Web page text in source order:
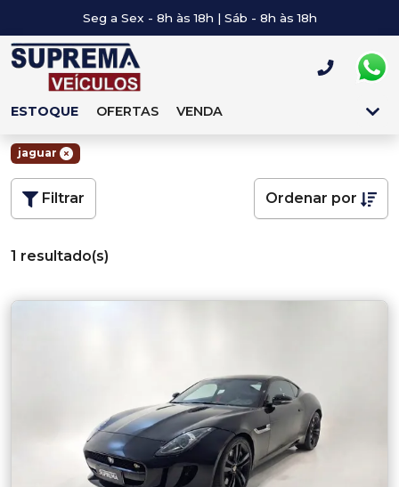
Seg a Sex - 8h às 18h | Sáb - 8h às 18h
ESTOQUE OFERTAS VENDA
jaguar
Filtrar Ordenar por
1 resultado(s)